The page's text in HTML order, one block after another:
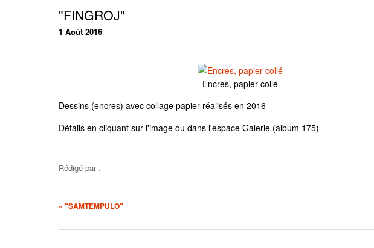
"FINGROJ"
1 Août 2016
Encres, papier collé
Dessins (encres) avec collage papier réalisés en 2016
Détails en cliquant sur l'image ou dans l'espace Galerie (album 175)
Rédigé par .
« "SAMTEMPULO"